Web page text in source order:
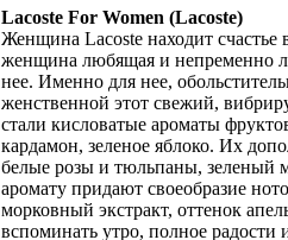
Lacoste For Women (Lacoste)
Женщина Lacoste находит
женщина любящая и непременно
нее. Именно для нее,
женственной этот свежий,
стали кисловатые ароматы
кардамон, зеленое яблоко. Их
белые розы и тюльпаны, зеленый
аромату придают своеобразие
морковный экстракт, оттенок
вспоминать утро, полное радости